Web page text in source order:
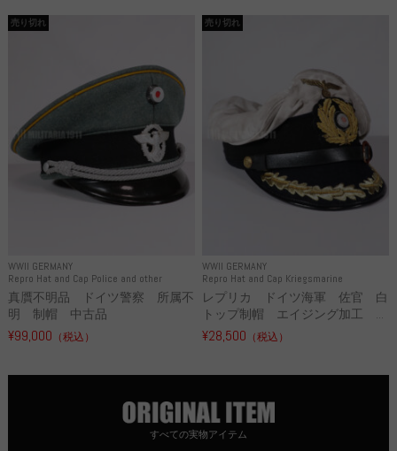
WWII GERMANY
Repro Hat and Cap Police and other
売り切れ
真贋不明品 ドイツ警察 所属不
明 制帽 中古品
¥99,000 （税込）
WWII GERMANY
Repro Hat and Cap Kriegsmarine
売り切れ
レプリカ ドイツ海軍 佐官 白
トップ制帽 エイジング加工 ...
¥28,500 （税込）
すべての実物アイテム